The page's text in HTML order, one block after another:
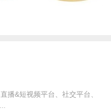
播&短视频平台、社交平台、